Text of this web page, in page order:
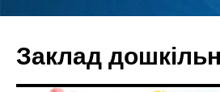
вмісту
Заклад